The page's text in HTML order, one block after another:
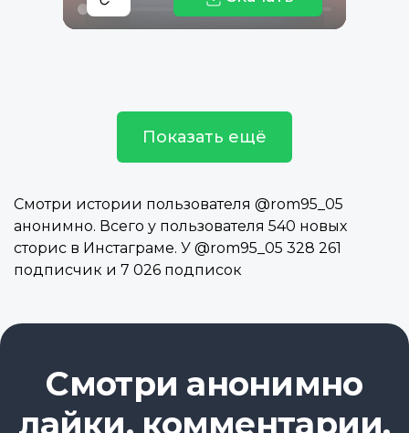
Показать ещё
Смотри истории пользователя @rom95_05
анонимно. Всего у пользователя 540 новых
сторис в Инстаграме. У @rom95_05 328 261
подписчик и 7 026 подписок
Смотри анонимно
лайки, комментарии,